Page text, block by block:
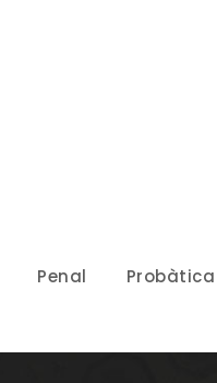
Penal Probàtica